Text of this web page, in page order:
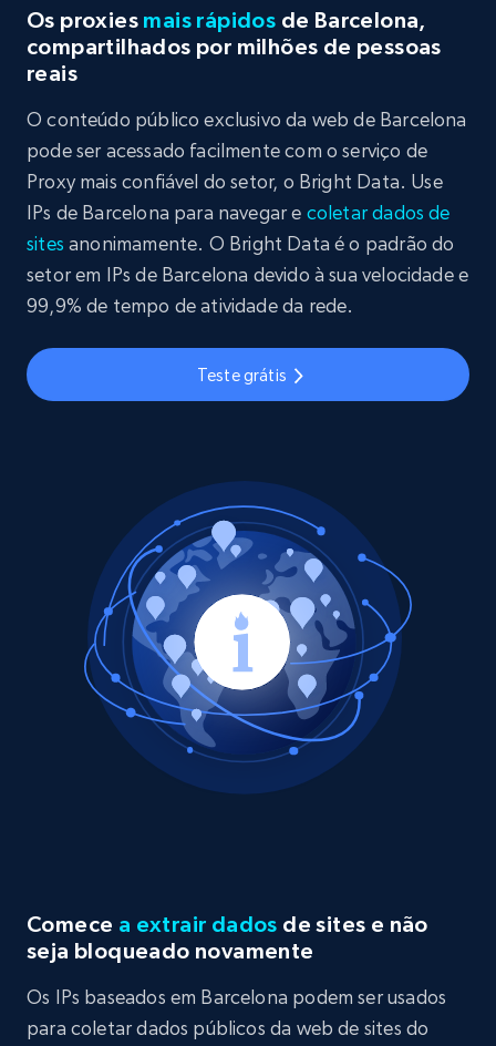
Os proxies mais rápidos de Barcelona,
compartilhados por milhões de pessoas
reais
O conteúdo público exclusivo da web de Barcelona
pode ser acessado facilmente com o serviço de
Proxy mais confiável do setor, o Bright Data. Use
IPs de Barcelona para navegar e coletar dados de
sites anonimamente. O Bright Data é o padrão do
setor em IPs de Barcelona devido à sua velocidade e
99,9% de tempo de atividade da rede.
Teste grátis
Comece a extrair dados de sites e não
seja bloqueado novamente
Os IPs baseados em Barcelona podem ser usados
para coletar dados públicos da web de sites do